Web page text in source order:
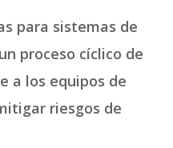
para sistemas de
proceso cíclico de
a los equipos de
riesgos de